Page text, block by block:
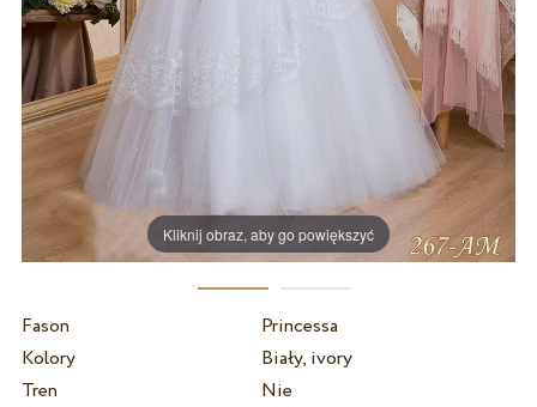
Kliknij obraz, aby go powiększyć
Fason
Princessa
Kolory
Biały, ivory
Tren
Nie